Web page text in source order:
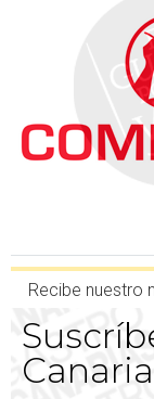
Recibe nuestro